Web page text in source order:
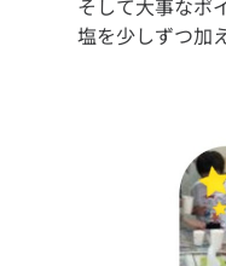
そして大事なポ